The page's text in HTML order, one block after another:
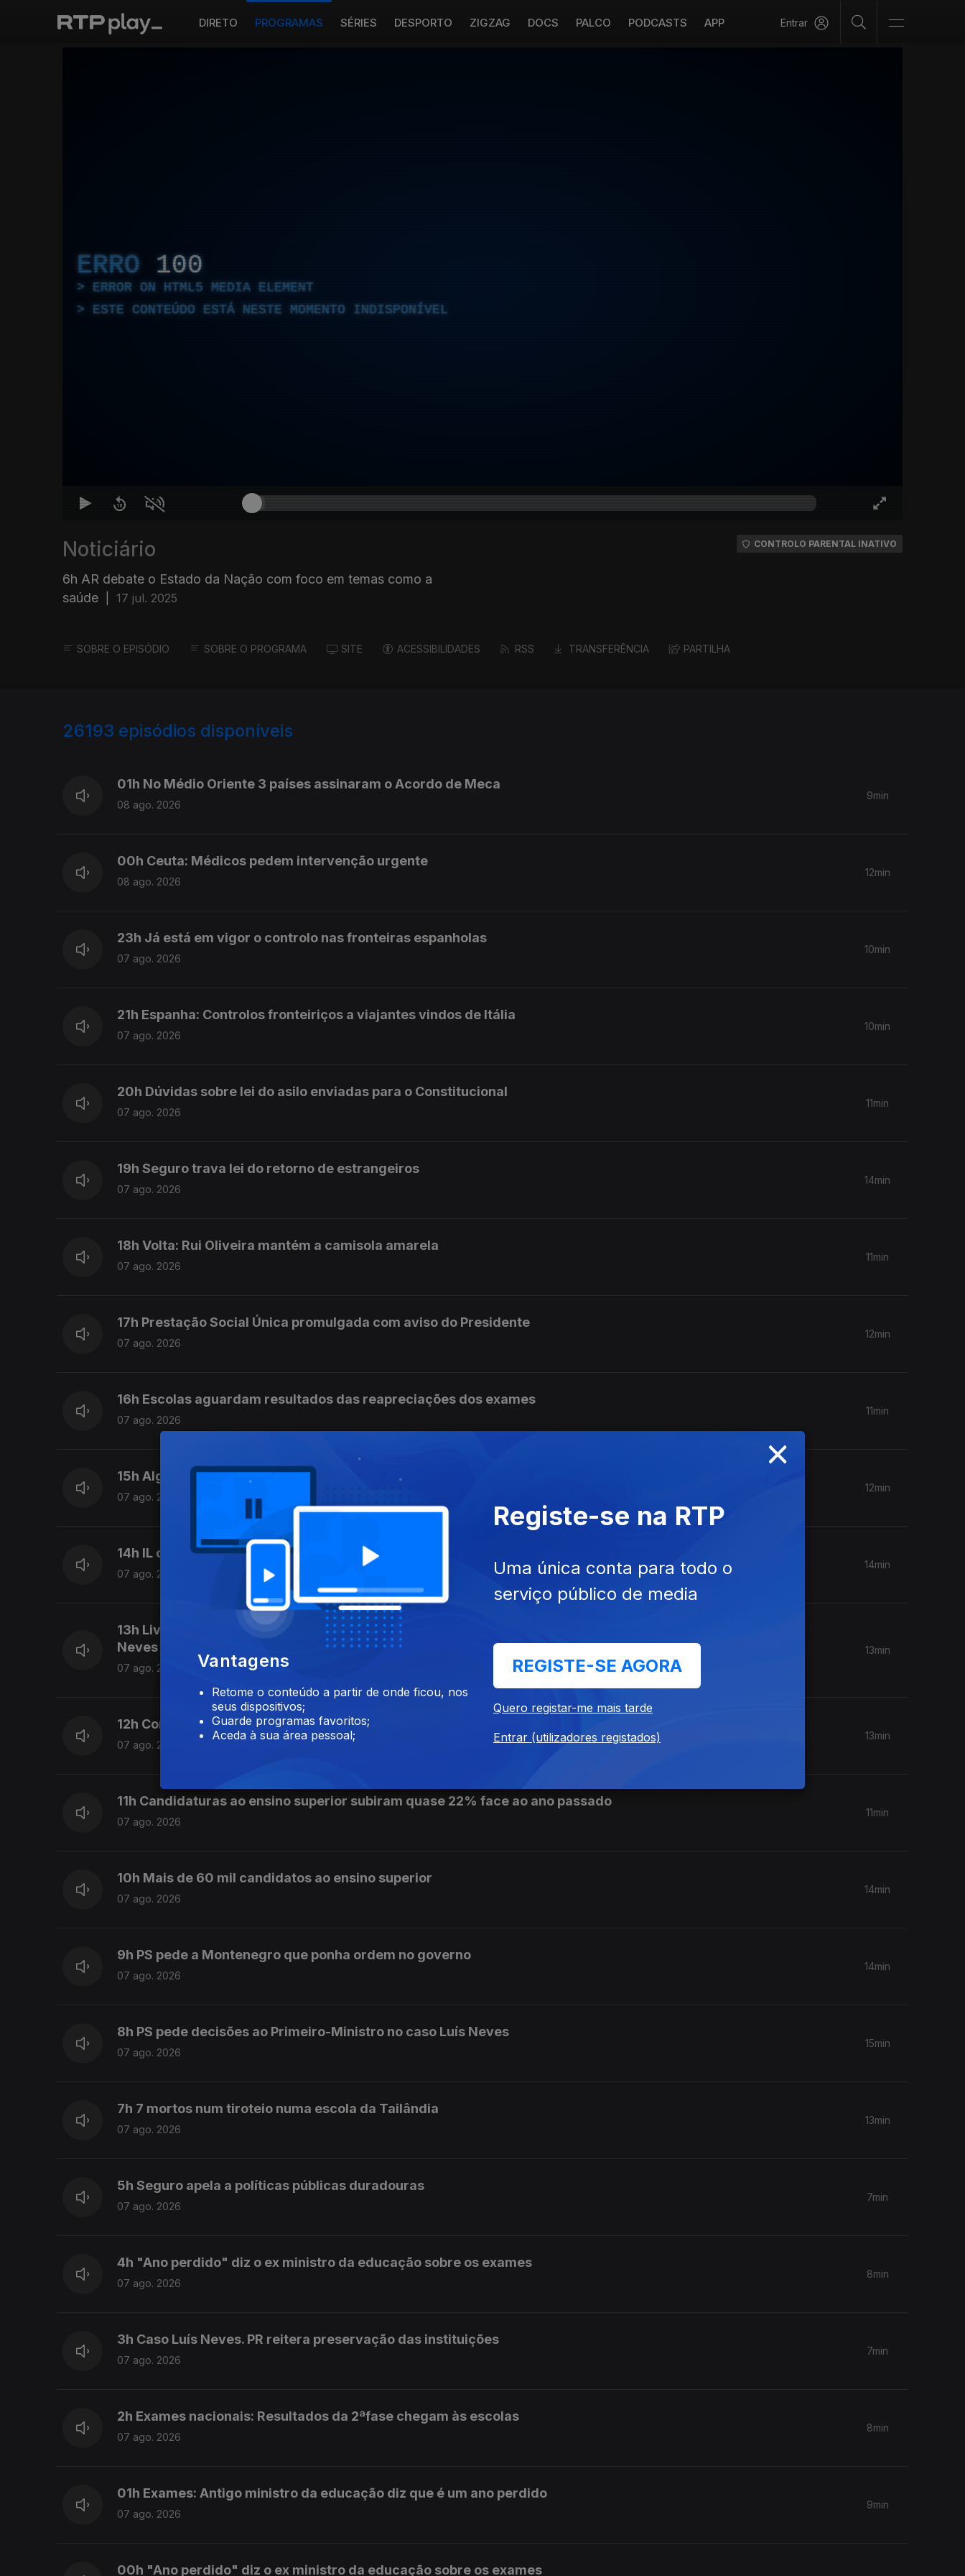
DIRETO PROGRAMAS SÉRIES DESPORTO ZIGZAG DOCS PALCO PODCASTS APP Entrar
ERRO 100
ERROR ON HTML5 MEDIA ELEMENT
ESTE CONTEÚDO ESTÁ NESTE MOMENTO INDISPONÍVEL
Noticiário
6h AR debate o Estado da Nação com foco em temas como a
saúde
17 jul. 2025
CONTROLO PARENTAL INATIVO
SOBRE O EPISÓDIO SOBRE O PROGRAMA SITE ACESSIBILIDADES RSS TRANSFERÊNCIA PARTILHA
26193 episódios disponíveis
01h No Médio Oriente 3 países assinaram o Acordo de Meca
08 ago. 2026
9min
00h Ceuta: Médicos pedem intervenção urgente
08 ago. 2026
12min
23h Já está em vigor o controlo nas fronteiras espanholas
07 ago. 2026
10min
21h Espanha: Controlos fronteiriços a viajantes vindos de Itália
07 ago. 2026
10min
20h Dúvidas sobre lei do asilo enviadas para o Constitucional
07 ago. 2026
11min
19h Seguro trava lei do retorno de estrangeiros
07 ago. 2026
14min
18h Volta: Rui Oliveira mantém a camisola amarela
07 ago. 2026
11min
17h Prestação Social Única promulgada com aviso do Presidente
07 ago. 2026
12min
16h Escolas aguardam resultados das reapreciações dos exames
07 ago. 2026
11min
15h Algumas escolas já comecaram a receber os resultados das reapreciações
07 ago. 2026
12min
14h IL considera que Luís Neves não tem condições para continuar no cargo
07 ago. 2026
14min
13h Livre pede a Montenegro que se pronuncie sobre auditoria aos mandatos de Luís
Neves
07 ago. 2026
13min
12h Combustíveis vão baixar mais de 10 cêntimos na próxima semana
07 ago. 2026
13min
11h Candidaturas ao ensino superior subiram quase 22% face ao ano passado
07 ago. 2026
11min
10h Mais de 60 mil candidatos ao ensino superior
07 ago. 2026
14min
9h PS pede a Montenegro que ponha ordem no governo
07 ago. 2026
14min
8h PS pede decisões ao Primeiro-Ministro no caso Luís Neves
07 ago. 2026
15min
7h 7 mortos num tiroteio numa escola da Tailândia
07 ago. 2026
13min
5h Seguro apela a políticas públicas duradouras
07 ago. 2026
7min
4h "Ano perdido" diz o ex ministro da educação sobre os exames
07 ago. 2026
8min
3h Caso Luís Neves. PR reitera preservação das instituições
07 ago. 2026
7min
2h Exames nacionais: Resultados da 2ªfase chegam às escolas
07 ago. 2026
8min
01h Exames: Antigo ministro da educação diz que é um ano perdido
07 ago. 2026
9min
00h "Ano perdido" diz o ex ministro da educação sobre os exames
×
Vantagens
Retome o conteúdo a partir de onde ficou, nos
seus dispositivos;
Guarde programas favoritos;
Aceda à sua área pessoal;
Registe-se na RTP
Uma única conta para todo o
serviço público de media
REGISTE-SE AGORA
Quero registar-me mais tarde
Entrar (utilizadores registados)